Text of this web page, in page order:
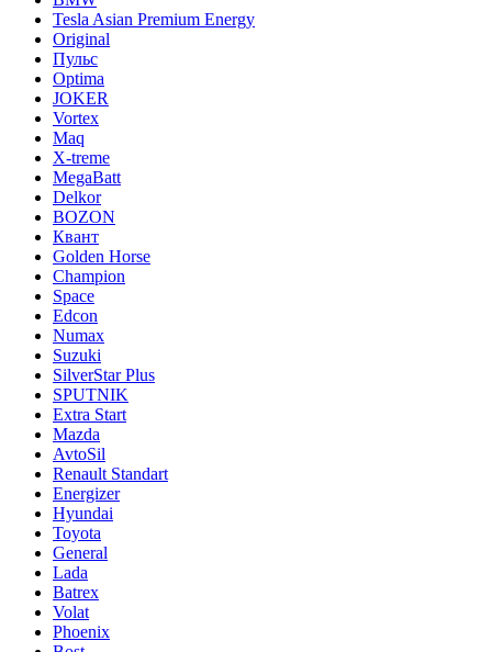
Tesla Asian Premium Energy
Original
Пульс
Optima
JOKER
Vortex
Maq
X-treme
MegaBatt
Delkor
BOZON
Квант
Golden Horse
Champion
Space
Edcon
Numax
Suzuki
SilverStar Plus
SPUTNIK
Extra Start
Mazda
AvtoSil
Renault Standart
Energizer
Hyundai
Toyota
General
Lada
Batrex
Volat
Phoenix